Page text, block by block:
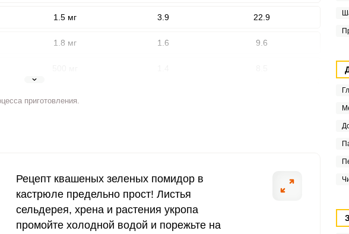
1.5 мг 3.9 22.9
1.8 мг 1.6 9.6
90 мкг 14
10 мкг 0
приготовления.
Рецепт квашеных зеленых помидор в
кастрюле предельно прост! Листья
сельдерея, хрена и растения укропа
промойте холодной водой и порежьте на
с помощью социальных сетей: